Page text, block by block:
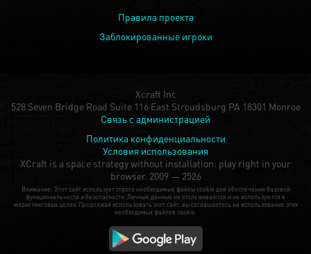
Правила проекта
Заблокированные игроки
Xcraft Inc
528 Seven Bridge Road Suite 116 East Stroudsburg PA 18301 Monroe
Связь с администрацией
Политика конфиденциальности
Условия использования
XCraft is a space strategy without installation: play right in your
browser. 2009 — 2526
Внимание: Этот сайт использует строго необходимые файлы cookie для обеспечения базовой
функциональности и безопасности. Личные данные не отслеживаются и не используются в
маркетинговых целях. Продолжая использовать этот сайт, вы соглашаетесь на использование этих
необходимых файлов cookie.